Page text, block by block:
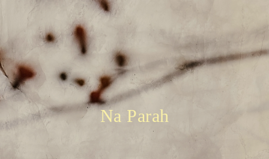
Na Parah